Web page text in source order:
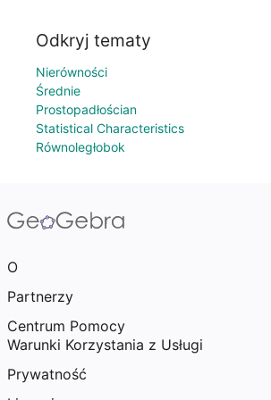
Odkryj tematy
Nierówności
Średnie
Prostopadłościan
Statistical Characteristics
Równoległobok
O
Partnerzy
Centrum Pomocy
Warunki Korzystania z Usługi
Prywatność